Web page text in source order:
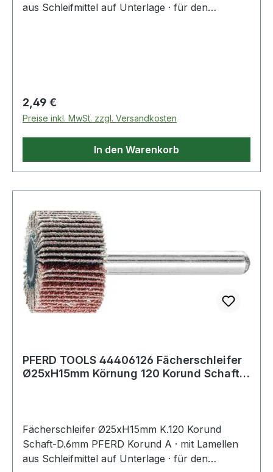
aus Schleifmittel auf Unterlage · für den
Regulärer Preis:
2,49 €
Preise inkl. MwSt. zzgl. Versandkosten
In den Warenkorb
PFERD TOOLS 44406126 Fächerschleifer
Ø25xH15mm Körnung 120 Korund Schaft-
Fächerschleifer Ø25xH15mm K.120 Korund
Schaft-D.6mm PFERD Korund A · mit Lamellen
aus Schleifmittel auf Unterlage · für den